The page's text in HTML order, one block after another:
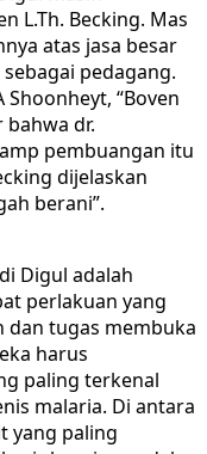
L.Th. Becking. Mas
atas jasa besar
pedagang.
Shoonheyt, “Boven
bahwa dr.
pembuangan itu
dijelaskan
berani”.
Digul adalah
perlakuan yang
dan tugas membuka
harus
paling terkenal
malaria. Di antara
yang paling